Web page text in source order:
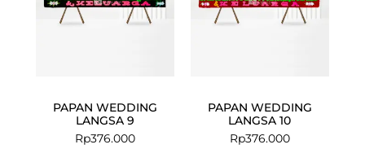
PAPAN WEDDING
LANGSA 9
Rp376.000
PAPAN WEDDING
LANGSA 10
Rp376.000